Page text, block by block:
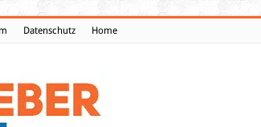
Datenschutz Home